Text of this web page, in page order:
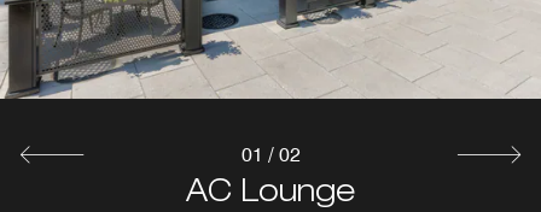
AC Lounge
de una tostada y una cazuela de desayuno preparadas a
su gusto.
01 / 02